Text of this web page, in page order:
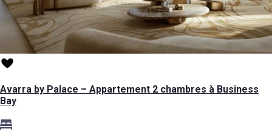
Avarra by Palace – Appartement 2 chambres à Business
Bay